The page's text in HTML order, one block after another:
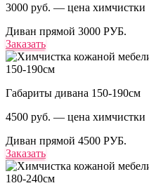
3000 руб. — цена химчистки
Диван прямой 3000 РУБ.
Заказать
150-190см
Габариты дивана 150-190см
4500 руб. — цена химчистки
Диван прямой 4500 РУБ.
Заказать
180-240см